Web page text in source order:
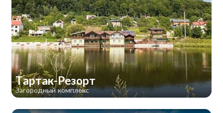
Тартак-Резорт
Загородный комплекс